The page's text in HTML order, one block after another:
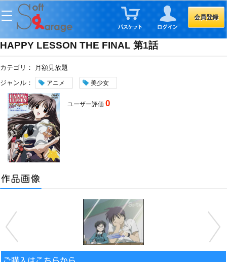
会員登録
HAPPY LESSON THE FINAL 第1話
カテゴリ：
月額見放題
ジャンル：
アニメ 美少女
ユーザー評価0